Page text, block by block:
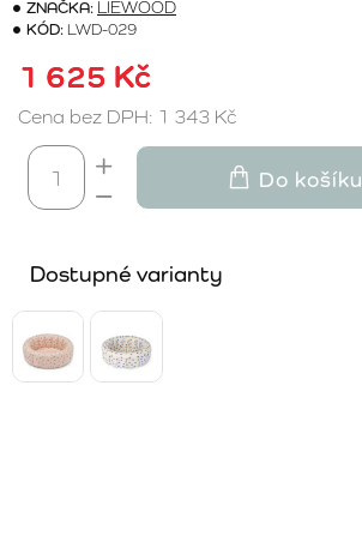
ZNAČKA: LIEWOOD
KÓD: LWD-029
1 625 Kč
Cena bez DPH: 1 343 Kč
Do košíku
Dostupné varianty